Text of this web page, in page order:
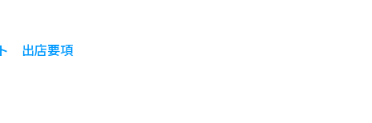
出店要項